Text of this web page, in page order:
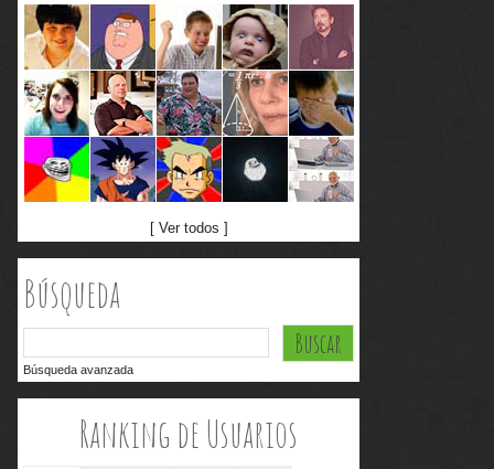
[ Ver todos ]
Búsqueda
Búsqueda avanzada
Ranking de Usuarios